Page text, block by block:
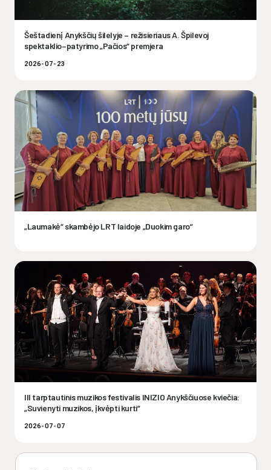
Šeštadienį Anykščių šilelyje – režisieriaus A. Špilevoj
spektaklio–patyrimo „Pačios“ premjera
2026-07-23
„Laumakė“ skambėjo LRT laidoje „Duokim garo“
III tarptautinis muzikos festivalis INIZIO Anykščiuose kviečia:
„Suvienyti muzikos, įkvėpti kurti“
2026-07-07